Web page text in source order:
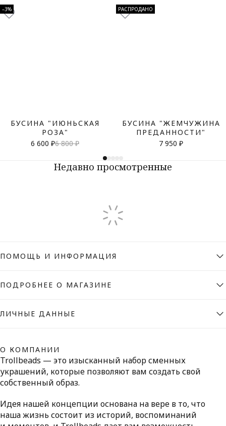
–3%
БУСИНА "ИЮНЬСКАЯ
РОЗА"
6 600 ₽6 800 ₽
РАСПРОДАНО
БУСИНА "ЖЕМЧУЖИНА
ПРЕДАННОСТИ"
7 950 ₽
Недавно просмотренные
ПОМОЩЬ И ИНФОРМАЦИЯ
ПОДРОБНЕЕ О МАГАЗИНЕ
ЛИЧНЫЕ ДАННЫЕ
О КОМПАНИИ
Trollbeads — это изысканный набор сменных
украшений, которые позволяют вам создать свой
собственный образ.
Идея нашей концепции основана на вере в то, что
наша жизнь состоит из историй, воспоминаний